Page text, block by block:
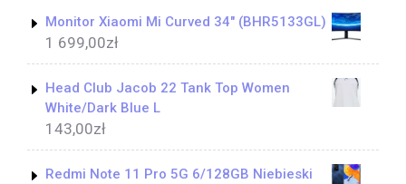
Monitor Xiaomi Mi Curved 34" (BHR5133GL)
1 699,00zł
Head Club Jacob 22 Tank Top Women
White/Dark Blue L
143,00zł
Redmi Note 11 Pro 5G 6/128GB Niebieski